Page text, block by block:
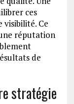
ces
visibilité. Ce
réputation
de
stratégie